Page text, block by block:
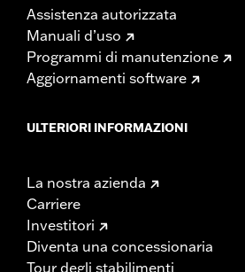
Assistenza autorizzata
Manuali d’uso
Programmi di manutenzione
Aggiornamenti software
ULTERIORI INFORMAZIONI
La nostra azienda
Carriere
Investitori
Diventa una concessionaria
Tour degli stabilimenti